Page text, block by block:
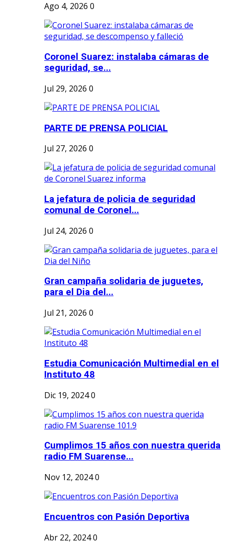
Ago 4, 2026 0
Coronel Suarez: instalaba cámaras de
seguridad, se...
Jul 29, 2026 0
PARTE DE PRENSA POLICIAL
Jul 27, 2026 0
La jefatura de policia de seguridad
comunal de Coronel...
Jul 24, 2026 0
Gran campaña solidaria de juguetes,
para el Dia del...
Jul 21, 2026 0
Estudia Comunicación Multimedial en el
Instituto 48
Dic 19, 20240
Cumplimos 15 años con nuestra querida
radio FM Suarense...
Nov 12, 20240
Encuentros con Pasión Deportiva
Abr 22, 20240